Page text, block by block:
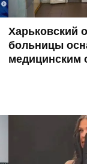
Харьковский
больницы
медицинским